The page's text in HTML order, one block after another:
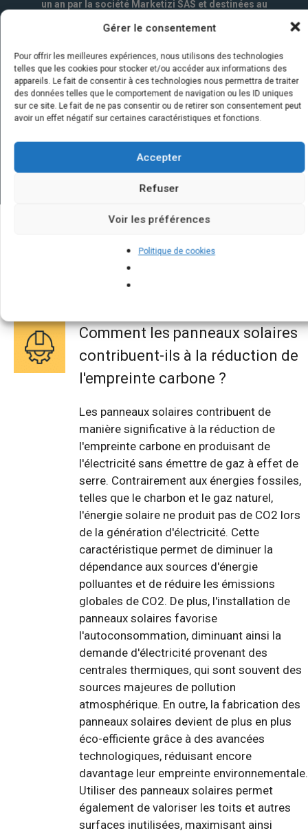
Gérer le consentement
Pour offrir les meilleures expériences, nous utilisons des technologies
telles que les cookies pour stocker et/ou accéder aux informations des
appareils. Le fait de consentir à ces technologies nous permettra de traiter
des données telles que le comportement de navigation ou les ID uniques
sur ce site. Le fait de ne pas consentir ou de retirer son consentement peut
avoir un effet négatif sur certaines caractéristiques et fonctions.
Accepter
Refuser
Voir les préférences
Politique de cookies
un an par la société Marketizi SAS et destinées au
Quelques infos sur nos centrales
solaires : questions et réponses
Comment les panneaux solaires
contribuent-ils à la réduction de
l'empreinte carbone ?
Les panneaux solaires contribuent de
manière significative à la réduction de
l'empreinte carbone en produisant de
l'électricité sans émettre de gaz à effet de
serre. Contrairement aux énergies fossiles,
telles que le charbon et le gaz naturel,
l'énergie solaire ne produit pas de CO2 lors
de la génération d'électricité. Cette
caractéristique permet de diminuer la
dépendance aux sources d'énergie
polluantes et de réduire les émissions
globales de CO2. De plus, l'installation de
panneaux solaires favorise
l'autoconsommation, diminuant ainsi la
demande d'électricité provenant des
centrales thermiques, qui sont souvent des
sources majeures de pollution
atmosphérique. En outre, la fabrication des
panneaux solaires devient de plus en plus
éco-efficiente grâce à des avancées
technologiques, réduisant encore
davantage leur empreinte environnementale.
Utiliser des panneaux solaires permet
également de valoriser les toits et autres
surfaces inutilisées, maximisant ainsi